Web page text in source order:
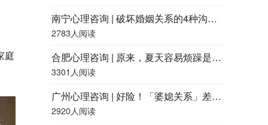
庭
南宁心理咨询 | 破坏婚姻关系的4种沟通方式，快看看你用过吗？
2783人阅读
合肥心理咨询 | 原来，夏天容易烦躁是因为「热怒症」
3301人阅读
广州心理咨询 | 好险！「婆媳关系」差点就和谐了……
2920人阅读